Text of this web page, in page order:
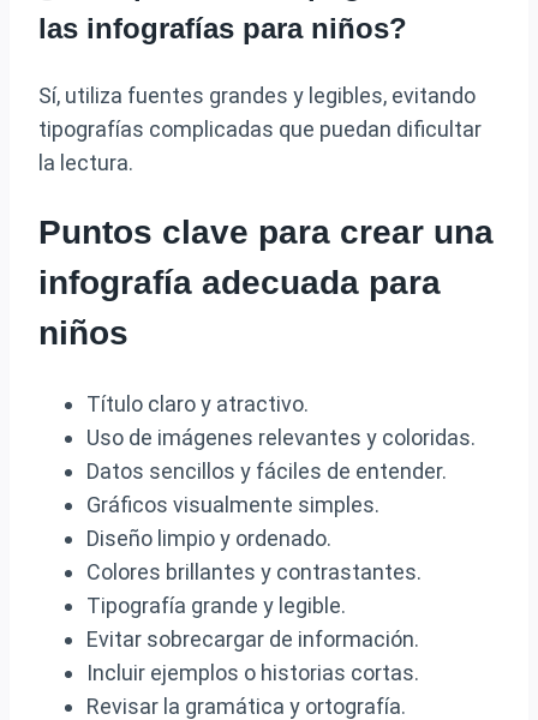
las infografías para niños?
Sí, utiliza fuentes grandes y legibles, evitando
tipografías complicadas que puedan dificultar
la lectura.
Puntos clave para crear una
infografía adecuada para
niños
Título claro y atractivo.
Uso de imágenes relevantes y coloridas.
Datos sencillos y fáciles de entender.
Gráficos visualmente simples.
Diseño limpio y ordenado.
Colores brillantes y contrastantes.
Tipografía grande y legible.
Evitar sobrecargar de información.
Incluir ejemplos o historias cortas.
Revisar la gramática y ortografía.